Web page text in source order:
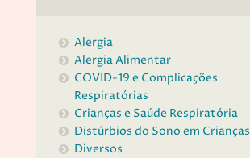
Alergia
Alergia Alimentar
COVID-19 e Complicações
Respiratórias
Crianças e Saúde Respiratória
Distúrbios do Sono em Crianças
Diversos